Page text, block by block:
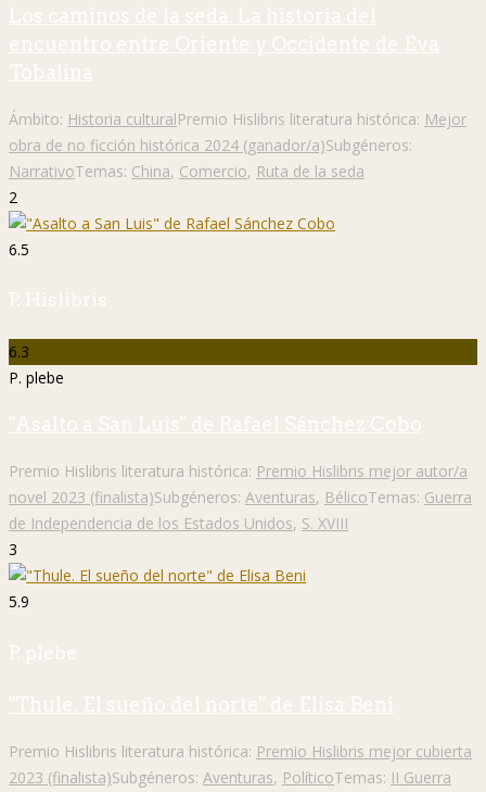
Los caminos de la seda. La historia del
encuentro entre Oriente y Occidente de Eva
Tobalina
Ámbito: Historia culturalPremio Hislibris literatura histórica: Mejor
obra de no ficción histórica 2024 (ganador/a)Subgéneros:
NarrativoTemas: China, Comercio, Ruta de la seda
2
6.5
P. Hislibris
6.3
P. plebe
"Asalto a San Luis" de Rafael Sánchez Cobo
Premio Hislibris literatura histórica: Premio Hislibris mejor autor/a
novel 2023 (finalista)Subgéneros: Aventuras, BélicoTemas: Guerra
de Independencia de los Estados Unidos, S. XVIII
3
5.9
P. plebe
"Thule. El sueño del norte" de Elisa Beni
Premio Hislibris literatura histórica: Premio Hislibris mejor cubierta
2023 (finalista)Subgéneros: Aventuras, PolíticoTemas: II Guerra